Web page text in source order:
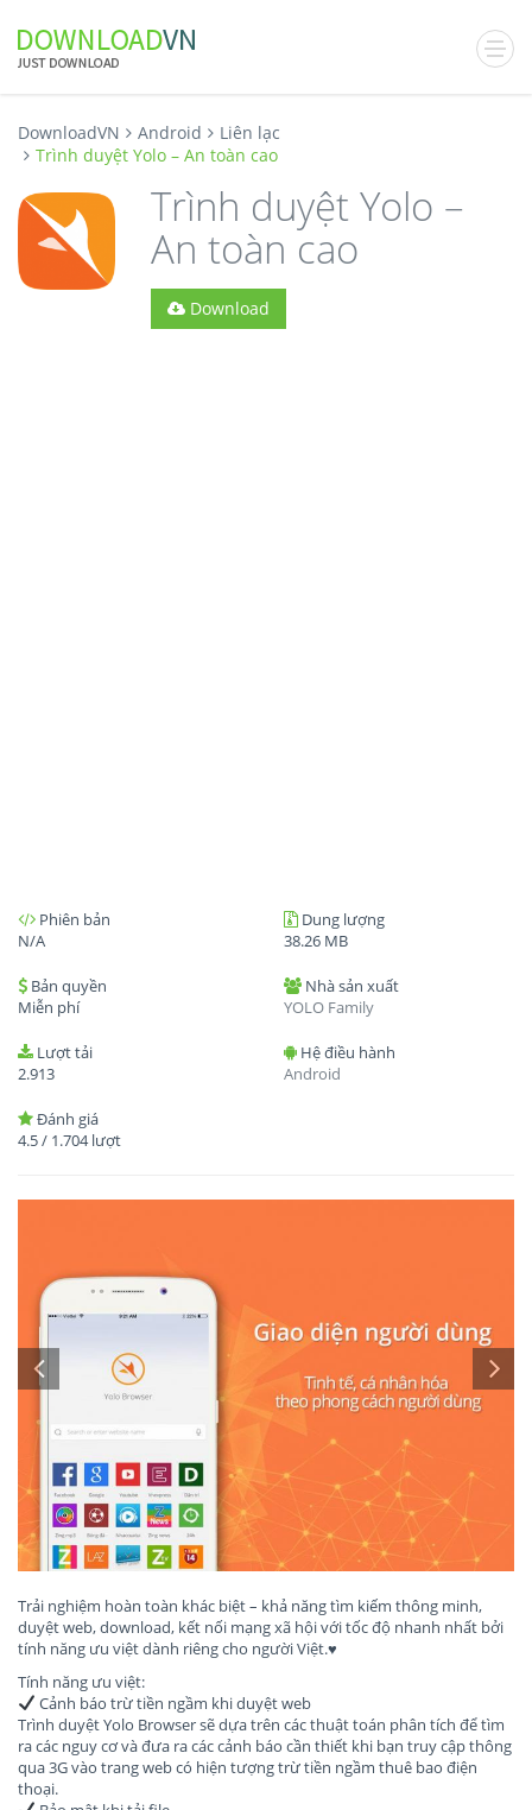
DownloadVN Android
Liên lạc
Trình duyệt Yolo – An toàn cao
Trình duyệt Yolo –
An toàn cao
Download
Phiên bản
N/A
Dung lượng
38.26 MB
Bản quyền
Miễn phí
Nhà sản xuất
YOLO Family
Lượt tải
2.913
Hệ điều hành
Android
Đánh giá
4.5/ 1.704lượt
Trải nghiệm hoàn toàn khác biệt – khả năng tìm kiếm thông minh,
duyệt web, download, kết nối mạng xã hội với tốc độ nhanh nhất bởi
tính năng ưu việt dành riêng cho người Việt.♥
Tính năng ưu việt:
Cảnh báo trừ tiền ngầm khi duyệt web
Trình duyệt Yolo Browser sẽ dựa trên các thuật toán phân tích để tìm
ra các nguy cơ và đưa ra các cảnh báo cần thiết khi bạn truy cập thông
qua 3G vào trang web có hiện tượng trừ tiền ngầm thuê bao điện
thoại.